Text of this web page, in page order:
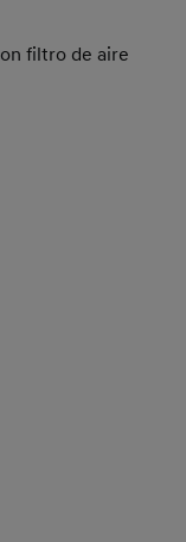
filtro de aire